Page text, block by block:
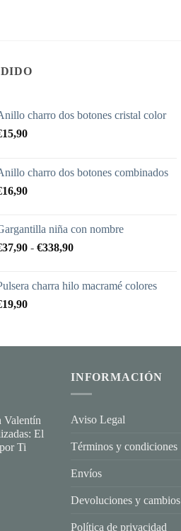
charro dos botones cristal color
15,90
charro dos botones combinados
16,90
niña con nombre
37,90 - €338,90Rango
desde
charra hilo macramé colores
19,90
Valentín
El
Ti
INFORMACIÓN
Aviso Legal
Términos y condiciones
Envíos
Devoluciones y cambios
Política de privacidad